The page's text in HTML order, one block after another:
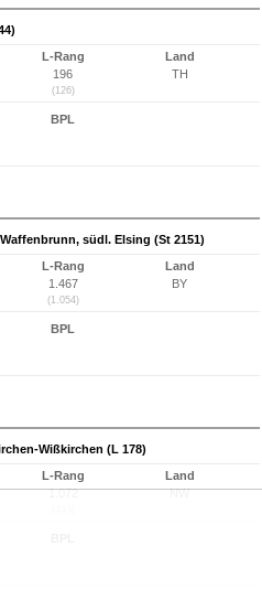
L-Rang
196
(126)
Land
TH
BPL
südl. Elsing (St 2151)
L-Rang
1.467
(1.054)
Land
BY
BPL
Wißkirchen (L 178)
L-Rang
1.072
Land
NW